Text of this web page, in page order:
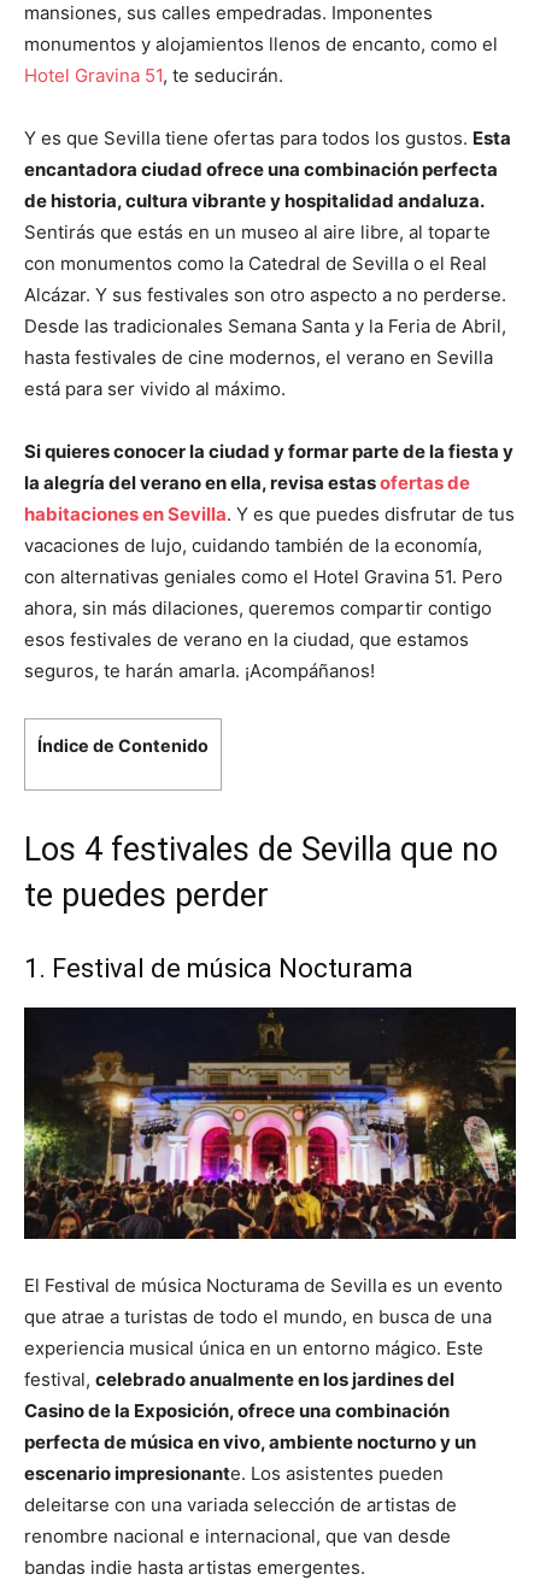
mansiones, sus calles empedradas. Imponentes
monumentos y alojamientos llenos de encanto, como el
Hotel Gravina 51, te seducirán.
Y es que Sevilla tiene ofertas para todos los gustos. Esta
encantadora ciudad ofrece una combinación perfecta
de historia, cultura vibrante y hospitalidad andaluza.
Sentirás que estás en un museo al aire libre, al toparte
con monumentos como la Catedral de Sevilla o el Real
Alcázar. Y sus festivales son otro aspecto a no perderse.
Desde las tradicionales Semana Santa y la Feria de Abril,
hasta festivales de cine modernos, el verano en Sevilla
está para ser vivido al máximo.
Si quieres conocer la ciudad y formar parte de la fiesta y
la alegría del verano en ella, revisa estasofertas de
habitaciones en Sevilla. Y es que puedes disfrutar de tus
vacaciones de lujo, cuidando también de la economía,
con alternativas geniales como el Hotel Gravina 51. Pero
ahora, sin más dilaciones, queremos compartir contigo
esos festivales de verano en la ciudad, que estamos
seguros, te harán amarla. ¡Acompáñanos!
Índice de Contenido
Los 4 festivales de Sevilla que no
te puedes perder
1. Festival de música Nocturama
El Festival de música Nocturama de Sevilla es un evento
que atrae a turistas de todo el mundo, en busca de una
experiencia musical única en un entorno mágico. Este
festival, celebrado anualmente en los jardines del
Casino de la Exposición, ofrece una combinación
perfecta de música en vivo, ambiente nocturno y un
escenario impresionante. Los asistentes pueden
deleitarse con una variada selección de artistas de
renombre nacional e internacional, que van desde
bandas indie hasta artistas emergentes.